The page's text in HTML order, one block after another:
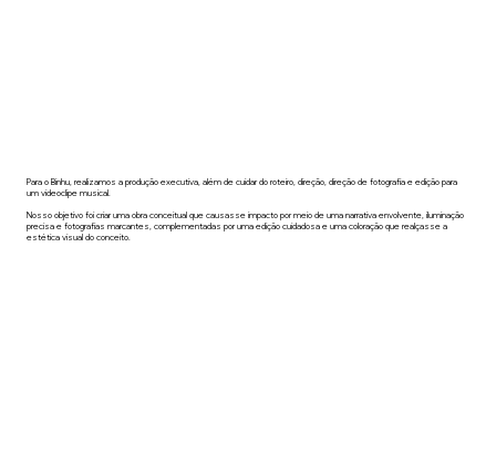
Para o Binhu, realizamos a produção executiva, além de cuidar do roteiro, direção, direção de fotografia e edição para
um videoclipe musical.
Nosso objetivo foi criar uma obra conceitual que causasse impacto por meio de uma narrativa envolvente, iluminação
precisa e fotografias marcantes, complementadas por uma edição cuidadosa e uma coloração que realçasse a
estética visual do conceito.